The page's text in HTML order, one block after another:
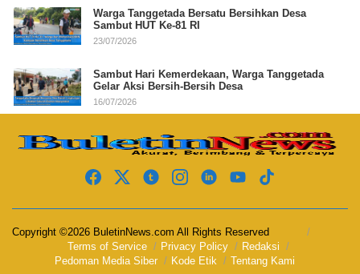
Warga Tanggetada Bersatu Bersihkan Desa
Sambut HUT Ke-81 RI
23/07/2026
Sambut Hari Kemerdekaan, Warga Tanggetada
Gelar Aksi Bersih-Bersih Desa
16/07/2026
Copyright ©2026 BuletinNews.com All Rights Reserved
Terms of Service
Privacy Policy
Redaksi
Pedoman Media Siber
Kode Etik Tentang Kami